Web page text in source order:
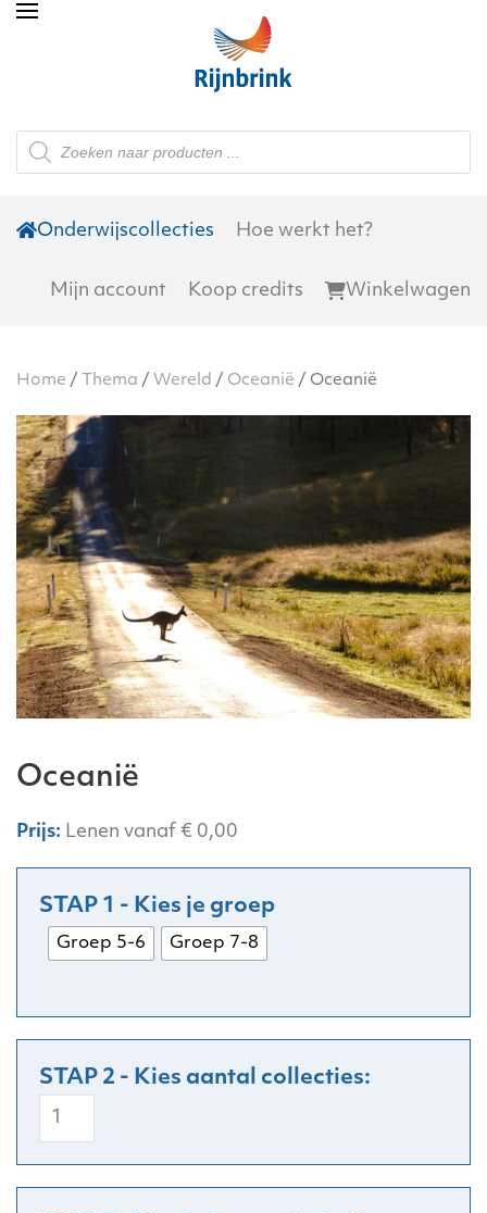
Skip to main content
Producten
zoeken
Onderwijscollecties Hoe werkt het?
Mijn account Koop credits Winkelwagen
Home / Thema / Wereld / Oceanië / Oceanië
Oceanië
Lenen vanaf € 0,00
Groep 5-6 Groep 7-8
Oceanië